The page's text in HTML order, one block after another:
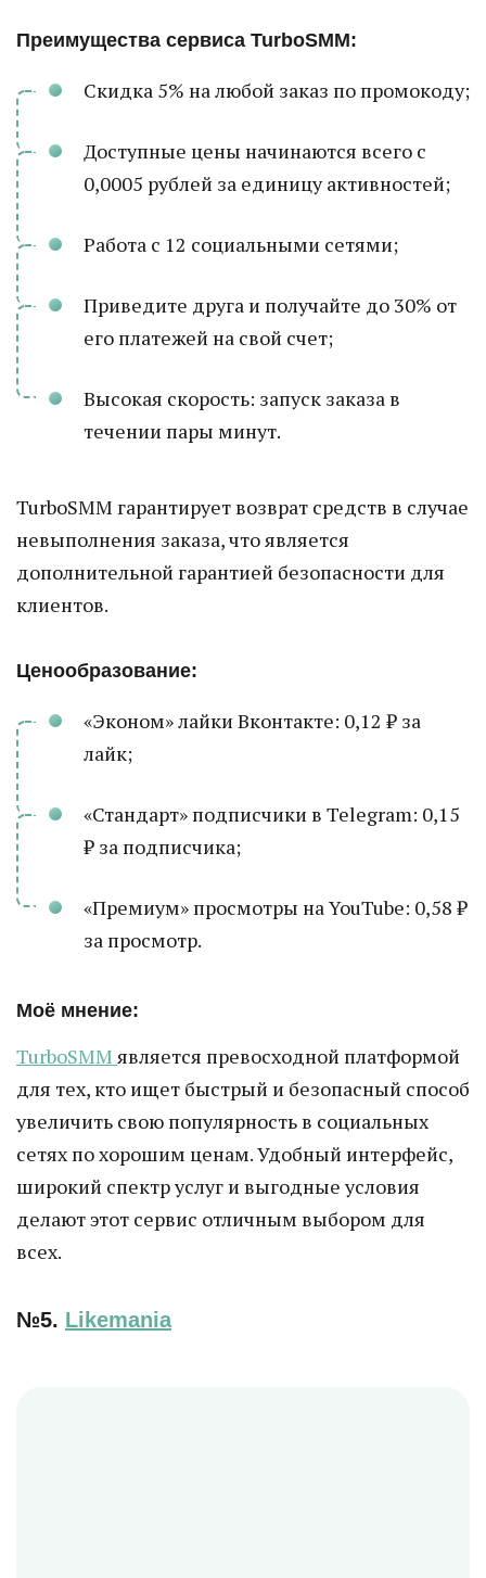
Преимущества сервиса TurboSMM:
Скидка 5% на любой заказ по промокоду;
Доступные цены начинаются всего с
0,0005 рублей за единицу активностей;
Работа с 12 социальными сетями;
Приведите друга и получайте до 30% от
его платежей на свой счет;
Высокая скорость: запуск заказа в
течении пары минут.
TurboSMM гарантирует возврат средств в случае
невыполнения заказа, что является
дополнительной гарантией безопасности для
клиентов.
Ценообразование:
«Эконом» лайки Вконтакте: 0,12 ₽ за
лайк;
«Стандарт» подписчики в Telegram: 0,15
₽ за подписчика;
«Премиум» просмотры на YouTube: 0,58 ₽
за просмотр.
Моё мнение:
TurboSMM является превосходной платформой
для тех, кто ищет быстрый и безопасный способ
увеличить свою популярность в социальных
сетях по хорошим ценам. Удобный интерфейс,
широкий спектр услуг и выгодные условия
делают этот сервис отличным выбором для
всех.
№5. Likemania